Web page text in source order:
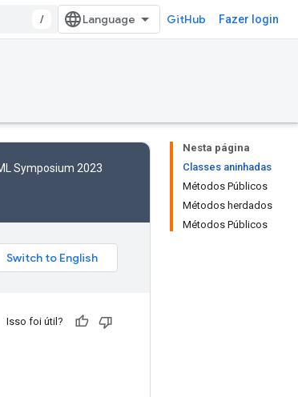
/ GitHub Fazer login
Nesta página
Classes aninhadas
Métodos Públicos
Métodos herdados
Métodos Públicos
Symposium 2023
Isso foi útil?